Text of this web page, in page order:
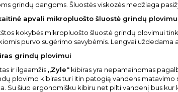
grindų dangoms. Šluostės viskozės medžiaga
apvali mikropluošto šluostė grindų
kokybės mikropluošto šluostė grindų plovimui
purvo sugėrimo savybėmis. Lengvai uždedama
grindų plovimui
ir ilgaamžis „Zyle“ kibiras yra nepamainomas
plovimo kibiras turi itin patogią vandens
Su šiuo ergonomišku kibiru net pilti vandenį bus kur